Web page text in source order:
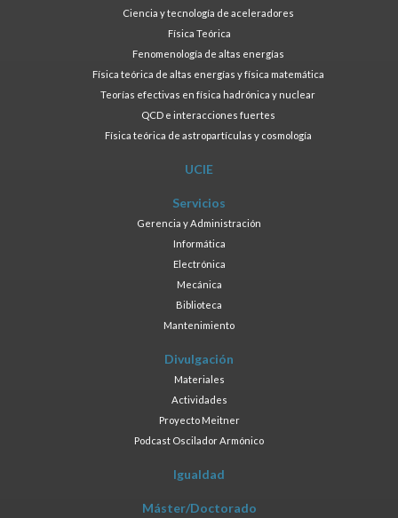
Ciencia y tecnología de aceleradores
Física Teórica
Fenomenología de altas energías
Física teórica de altas energías y física matemática
Teorías efectivas en física hadrónica y nuclear
QCD e interacciones fuertes
Física teórica de astropartículas y cosmología
UCIE
Servicios
Gerencia y Administración
Informática
Electrónica
Mecánica
Biblioteca
Mantenimiento
Divulgación
Materiales
Actividades
Proyecto Meitner
Podcast Oscilador Armónico
Igualdad
Máster/Doctorado